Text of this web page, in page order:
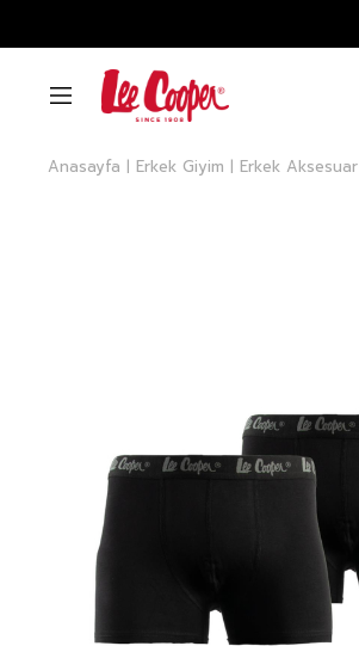
Anasayfa Erkek Giyim Erkek Aksesuar